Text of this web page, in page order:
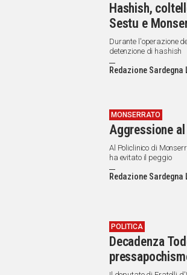
Hashish,
Sestu e
Durante l'operazione
detenzione di hashish
Redazione Sardegna
MONSERRATO
Aggressione
Al Policlinico di
ha evitato il peggio
Redazione Sardegna
POLITICA
Decadenza